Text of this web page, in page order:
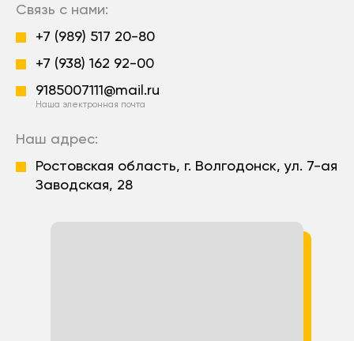
Связь с нами:
+7 (989) 517 20-80
+7 (938) 162 92-00
9185007111@mail.ru
Наша электронная почта
Наш адрес:
Ростовская область, г. Волгодонск, ул. 7-ая
Заводская, 28